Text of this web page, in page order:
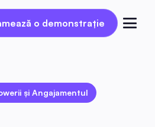
o demonstrație
o demonstrație
și Angajamentul